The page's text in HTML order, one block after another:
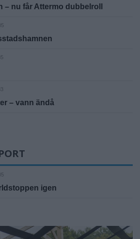
– nu får Attermo dubbelroll
– vann ändå
igen